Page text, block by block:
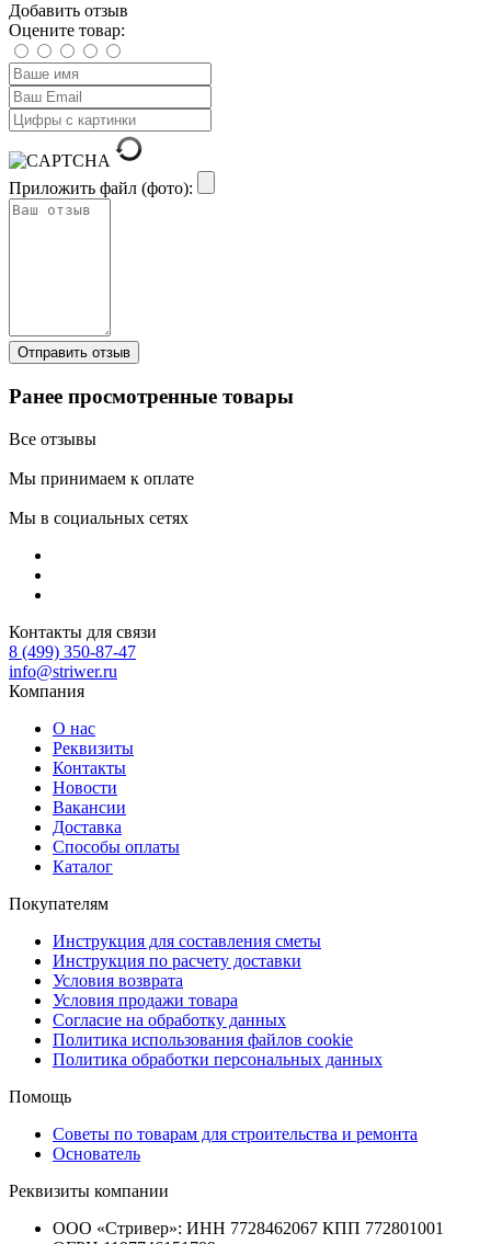
Добавить отзыв
Оцените товар:
Приложить файл (фото):
Ранее просмотренные товары
Все отзывы
Мы принимаем к оплате
Мы в социальных сетях
Контакты для связи
8 (499) 350-87-47
info@striwer.ru
Компания
О нас
Реквизиты
Контакты
Новости
Вакансии
Доставка
Способы оплаты
Каталог
Покупателям
Инструкция для составления сметы
Инструкция по расчету доставки
Условия возврата
Условия продажи товара
Согласие на обработку данных
Политика использования файлов cookie
Политика обработки персональных данных
Помощь
Советы по товарам для строительства и ремонта
Основатель
Реквизиты компании
ООО «Стривер»: ИНН 7728462067 КПП 772801001